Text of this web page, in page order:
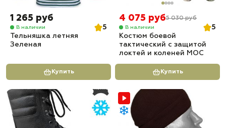
1 265 руб
В наличии
5
Тельняшка летняя
Зеленая
Купить
4 075 руб5 030 руб
В наличии
5
Костюм боевой
тактический с защитой
локтей и коленей МОС
Купить